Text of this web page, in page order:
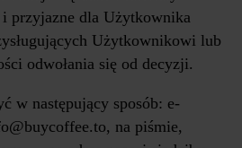
przyjazne dla Użytkownika
Użytkownikowi lub
odwołania się od decyzji.
w następujący sposób: e-
na piśmie,